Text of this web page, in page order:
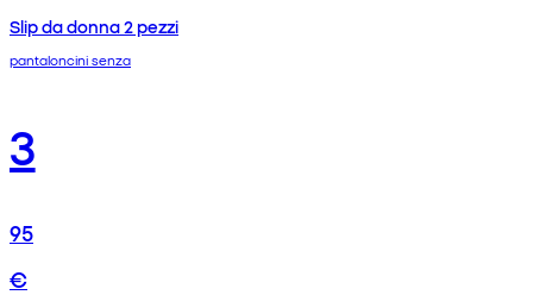
Slip da donna 2 pezzi
pantaloncini senza
3
95
€